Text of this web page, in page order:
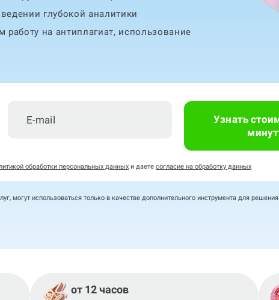
глубокой аналитики
на антиплагиат, использование
Узнать
обработки персональных данных и даете согласие на обработку данных
могут использоваться только в качестве дополнительного инструмента для
от 12 часов